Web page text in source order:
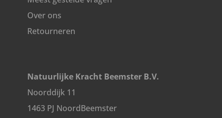
Over ons
Retourneren
Natuurlijke Kracht Beemster B.V.
Noorddijk 11
1463 PJ NoordBeemster